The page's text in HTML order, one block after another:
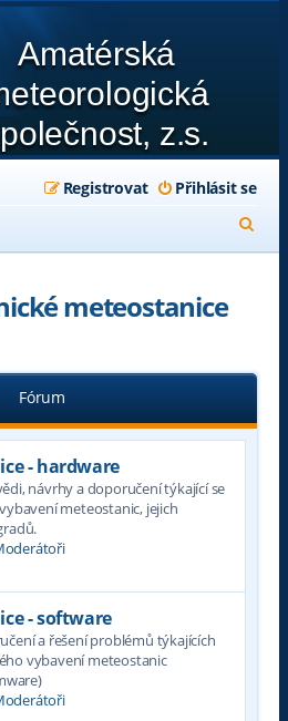
Amatérská
z.s.
Přihlásit se
Registrovat
l
meteostanice
Fórum
- hardware
návrhy a doporučení týkající se
meteostanic, jejich
- software
a řešení problémů týkajících
vybavení meteostanic